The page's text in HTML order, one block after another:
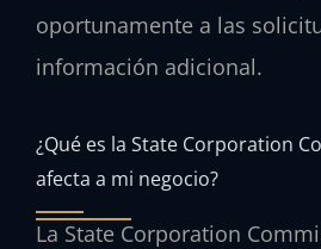
oportunamente a las
información adicional.
¿Qué es la State Corporation
afecta a mi negocio?
La State Corporation